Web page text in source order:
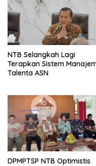
NTB Selangkah Lagi
Terapkan Sistem
Talenta ASN
DPMPTSP NTB Optimistis